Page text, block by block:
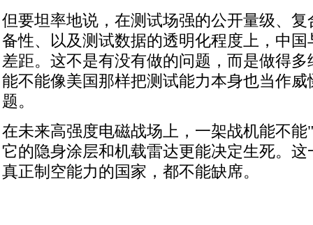
但要坦率地说，在测试场强的公开量级、
备性、以及测试数据的透明化程度上，中
差距。这不是有没有做的问题，而是做得
能不能像美国那样把测试能力本身也当作
题。
在未来高强度电磁战场上，一架战机能不
它的隐身涂层和机载雷达更能决定生死。
真正制空能力的国家，都不能缺席。